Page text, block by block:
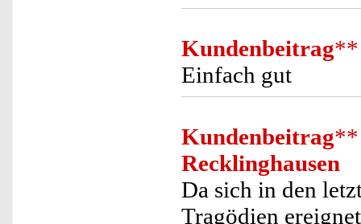
Kundenbeitrag**
Einfach gut
Kundenbeitrag**
Recklinghausen
Da sich in den
Tragödien